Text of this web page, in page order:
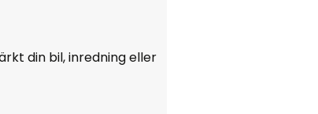
din bil, inredning eller